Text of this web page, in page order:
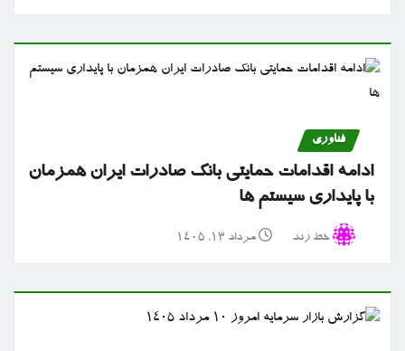
فناوری
ادامه اقدامات حمایتی بانک صادرات ایران همزمان
با پایداری سیستم ها
خط رند مرداد ۱۳, ۱۴۰۵